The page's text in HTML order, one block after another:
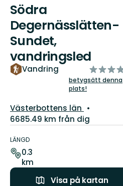
Södra
Degernässlätten-
Sundet,
vandringsled
Vandring
av
5
betygsätt denna
plats!
Län:
Västerbottens län
6685.49 km från dig
om
leden
LÄNGD
0.3
km
Visa på kartan